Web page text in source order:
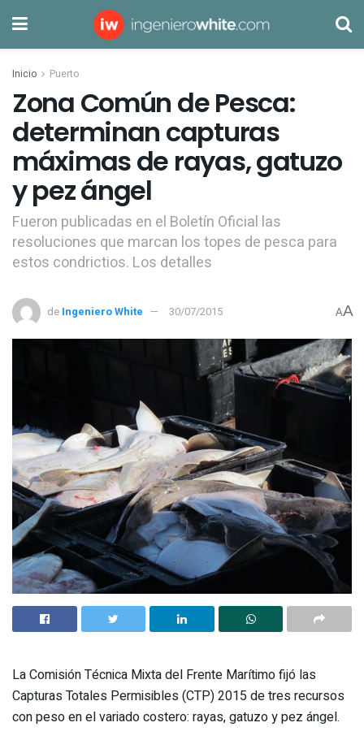
Inicio Puerto
Zona Común de Pesca:
determinan capturas
máximas de rayas, gatuzo
y pez ángel
Fueron publicadas en el Boletín Oficial las
resoluciones que marcan los topes de pesca para
estos condrictios. Los detalles
de Ingeniero White 30/07/2015 AA
La Comisión Técnica Mixta del Frente Marítimo fijó las
Capturas Totales Permisibles (CTP) 2015 de tres recursos
con peso en el variado costero: rayas, gatuzo y pez ángel.